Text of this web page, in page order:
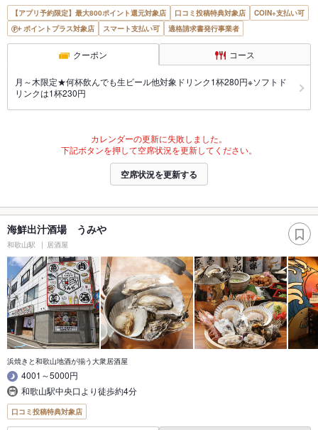
【アプリ予約限定】最大800ポイント還元対象店 口コミ投稿特典対象店
COIN+支払い可
ポイントプラス対象店
スマート支払い可 適格請求書発行事業者
クーポン コース
月～木限定★何杯飲んでも生ビール他対象ドリンク1杯280円※ソフトド
リンクは1杯230円
カレンダーの更新に失敗しました。
下記ボタンを押して空席状況を更新してください。
空席状況を更新する
海鮮出汁酒場 うみや
和歌山駅 居酒屋
浜焼きと和歌山地酒が揃う大衆居酒屋
4001～5000円
和歌山駅中央口より徒歩約4分
口コミ投稿特典対象店